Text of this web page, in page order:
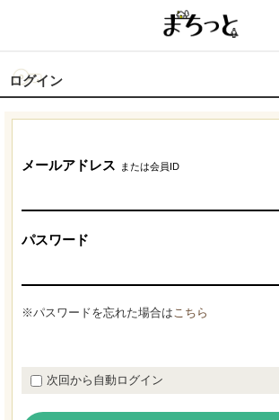
ログイン
メールアドレス または会員ID
パスワード
※パスワードを忘れた場合はこちら
次回から自動ログイン